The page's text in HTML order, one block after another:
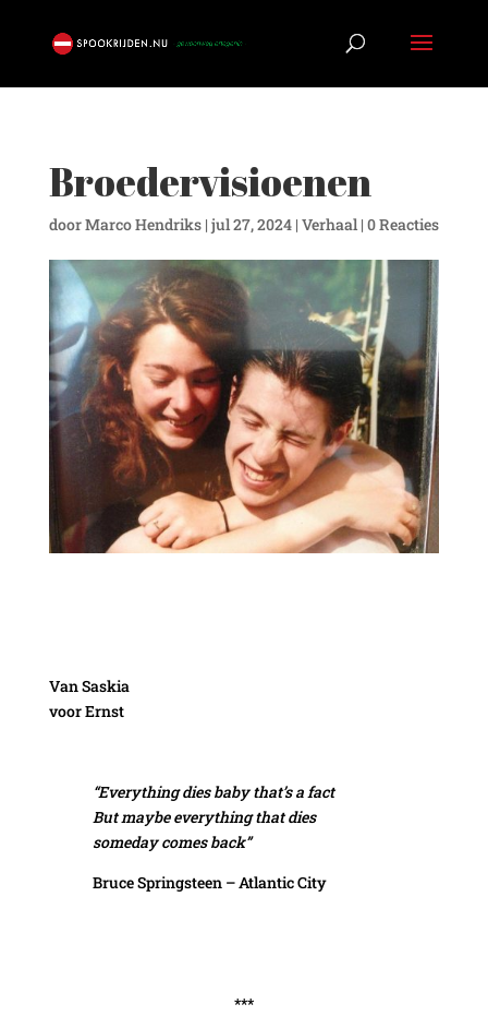
Broedervisioenen
doorMarco Hendriks| jul 27, 2024| Verhaal| 0 Reacties
Van Saskia
voor Ernst
“Everything dies baby that’s a fact
But maybe everything that dies
someday comes back”
Bruce Springsteen – Atlantic City
***